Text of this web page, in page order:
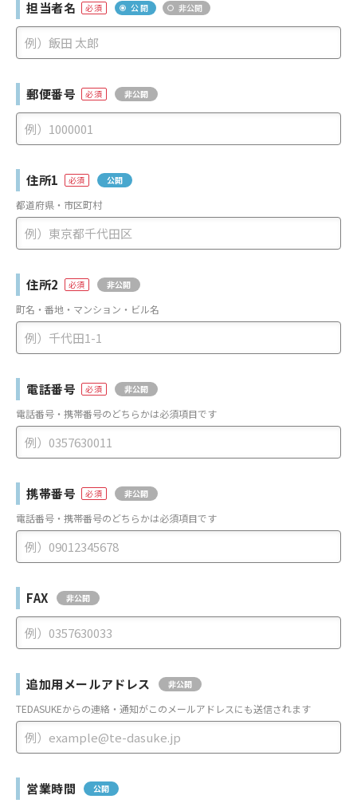
担当者名 公 開 非公開
郵便番号 非公開
住所1 公開
都道府県・市区町村
住所2 非公開
町名・番地・マンション・ビル名
電話番号 非公開
電話番号・携帯番号のどちらかは必須項目です
携帯番号 非公開
電話番号・携帯番号のどちらかは必須項目です
FAX 非公開
追加用メールアドレス 非公開
TEDASUKEからの連絡・通知がこのメールアドレスにも送信されます
営業時間 公開